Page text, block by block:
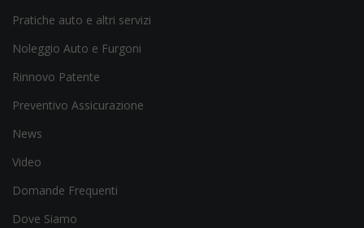
Pratiche auto e altri servizi
Noleggio Auto e Furgoni
Rinnovo Patente
Preventivo Assicurazione
News
Video
Domande Frequenti
Dove Siamo